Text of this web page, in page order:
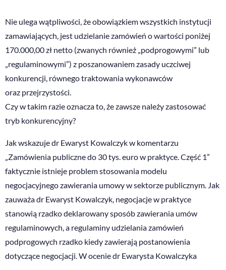
Nie ulega wątpliwości, że obowiązkiem wszystkich instytucji
zamawiających, jest udzielanie zamówień o wartości poniżej
170.000,00 zł netto (zwanych również „podprogowymi” lub
„regulaminowymi”) z poszanowaniem zasady uczciwej
konkurencji, równego traktowania wykonawców
oraz przejrzystości.
Czy w takim razie oznacza to, że zawsze należy zastosować
tryb konkurencyjny?
Jak wskazuje dr Ewaryst Kowalczyk w komentarzu
„Zamówienia publiczne do 30 tys. euro w praktyce. Część 1”
faktycznie istnieje problem stosowania modelu
negocjacyjnego zawierania umowy w sektorze publicznym. Jak
zauważa dr Ewaryst Kowalczyk, negocjacje w praktyce
stanowią rzadko deklarowany sposób zawierania umów
regulaminowych, a regulaminy udzielania zamówień
podprogowych rzadko kiedy zawierają postanowienia
dotyczące negocjacji. W ocenie dr Ewarysta Kowalczyka